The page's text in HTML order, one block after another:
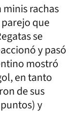
rachas
que
se
y pasó
mostró
en tanto
de sus
y